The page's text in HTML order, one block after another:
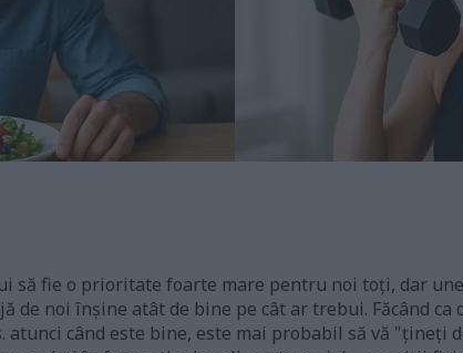
să fie o prioritate foarte mare pentru noi toți, dar
de noi înșine atât de bine pe cât ar trebui. Făcând ca
atunci când este bine, este mai probabil să vă "țineți